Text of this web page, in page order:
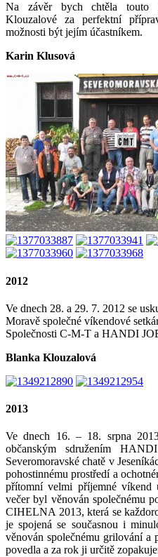
Na závěr bych chtěla touto
Klouzalové za perfektní
možnosti být jejím účastníkem.
Karin Klusová
2012
Ve dnech 28. a 29. 7. 2012 se
Moravě společné víkendové
Společnosti C-M-T a HANDI
Blanka Klouzalová
2013
Ve dnech 16. – 18. srpna
občanským sdružením
Severomoravské chatě v
pohostinnému prostředí a
přítomní velmi příjemné víkend
večer byl věnován společnému
CIHELNA 2013, která se
je spojená se současnou i
věnován společnému grilování a
povedla a za rok ji určitě